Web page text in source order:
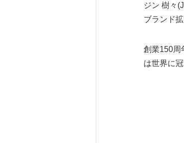
ジン 樹々
ブランド
創業150周
は世界に